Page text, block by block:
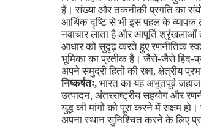
हैं। संख्या और तकनीकी प्रगति का
आर्थिक दृष्टि से भी इस पहल के व्यापक
नवाचार लाता है और आपूर्ति
आधार को सुदृढ़ करते हुए रणनीतिक
भूमिका का प्रतीक है। जैसे-जैसे हिंद-
अपने समुद्री हितों की रक्षा, क्षेत्रीय
निष्कर्षतः,भारत का यह अभूतपूर्व जहाज
उत्पादन, अंतरराष्ट्रीय सहयोग और
युद्ध की मांगों को पूरा करने में सक्षम
अपना स्थान सुनिश्चित करने के लिए